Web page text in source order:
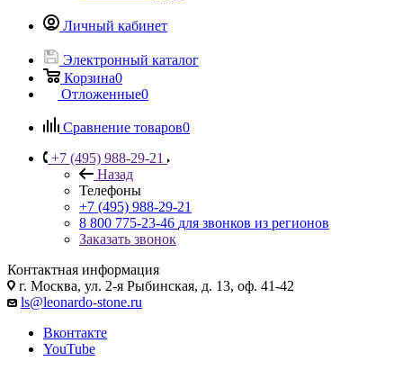
Личный кабинет
Электронный каталог
Корзина0
Отложенные0
Сравнение товаров0
+7 (495) 988-29-21
Назад
Телефоны
+7 (495) 988-29-21
8 800 775-23-46 для звонков из регионов
Заказать звонок
Контактная информация
г. Москва, ул. 2-я Рыбинская, д. 13, оф. 41-42
ls@leonardo-stone.ru
Вконтакте
YouTube